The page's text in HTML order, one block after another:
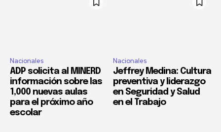
Nacionales
ADP solicita al MINERD
información sobre las
1,000 nuevas aulas
para el próximo año
escolar
Nacionales
Jeffrey Medina: Cultura
preventiva y liderazgo
en Seguridad y Salud
en el Trabajo